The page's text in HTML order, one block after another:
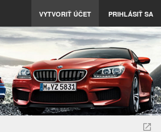
VYTVORIŤ ÚČET PRIHLÁSIŤ SA